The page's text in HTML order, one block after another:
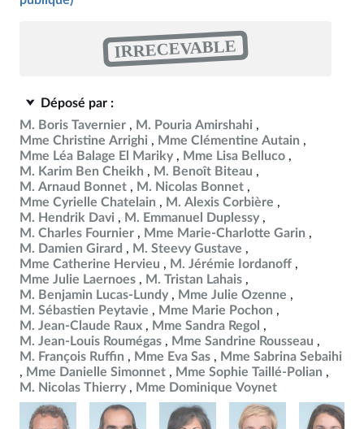
IRRECEVABLE
Déposé par :
M. Boris Tavernier
M. Pouria Amirshahi
Mme Christine Arrighi
Mme Clémentine Autain
Mme Léa Balage El Mariky
Mme Lisa Belluco
M. Karim Ben Cheikh
M. Benoît Biteau
M. Arnaud Bonnet
M. Nicolas Bonnet
Mme Cyrielle Chatelain
M. Alexis Corbière
M. Hendrik Davi
M. Emmanuel Duplessy
M. Charles Fournier
Mme Marie-Charlotte Garin
M. Damien Girard
M. Steevy Gustave
Mme Catherine Hervieu
M. Jérémie Iordanoff
Mme Julie Laernoes
M. Tristan Lahais
M. Benjamin Lucas-Lundy
Mme Julie Ozenne
M. Sébastien Peytavie
Mme Marie Pochon
M. Jean-Claude Raux
Mme Sandra Regol
M. Jean-Louis Roumégas
Mme Sandrine Rousseau
M. François Ruffin
Mme Eva Sas
Mme Sabrina Sebaihi
Mme Danielle Simonnet
Mme Sophie Taillé-Polian
M. Nicolas Thierry
Mme Dominique Voynet